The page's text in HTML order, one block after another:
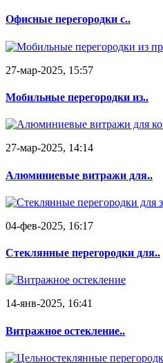
Офисные перегородки с..
27-мар-2025, 15:57
Мобильные перегородки из..
27-мар-2025, 14:14
Алюминиевые витражи для..
04-фев-2025, 16:17
Стеклянные перегородки для..
14-янв-2025, 16:41
Витражное остекление..